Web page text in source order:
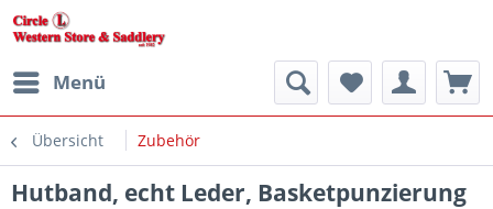
Menü
Übersicht Zubehör
Hutband, echt Leder, Basketpunzierung